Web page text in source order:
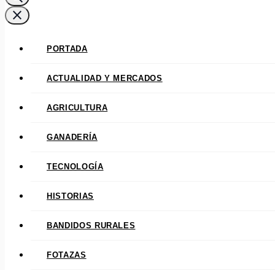
close
PORTADA
ACTUALIDAD Y MERCADOS
AGRICULTURA
GANADERÍA
TECNOLOGÍA
HISTORIAS
BANDIDOS RURALES
FOTAZAS